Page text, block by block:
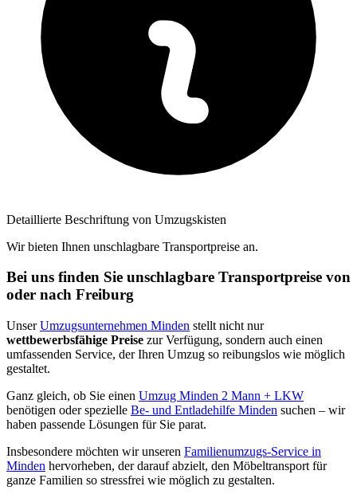
Detaillierte Beschriftung von Umzugskisten
Wir bieten Ihnen unschlagbare Transportpreise an.
Bei uns finden Sie unschlagbare Transportpreise von
oder nach Freiburg
UnserUmzugsunternehmen Minden stellt nicht nur
wettbewerbsfähige Preise zur Verfügung, sondern auch einen
umfassenden Service, der Ihren Umzug so reibungslos wie möglich
gestaltet.
Ganz gleich, ob Sie einen Umzug Minden 2 Mann + LKW
benötigen oder spezielle Be- und Entladehilfe Minden suchen – wir
haben passende Lösungen für Sie parat.
Insbesondere möchten wir unseren Familienumzugs-Service in
Minden hervorheben, der darauf abzielt, den Möbeltransport für
ganze Familien so stressfrei wie möglich zu gestalten.